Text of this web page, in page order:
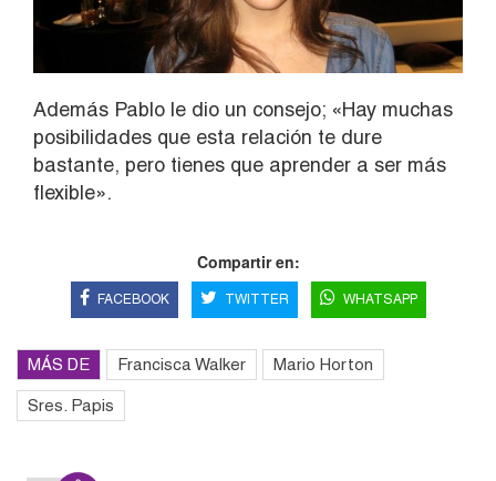
Además Pablo le dio un consejo; «Hay muchas
posibilidades que esta relación te dure
bastante, pero tienes que aprender a ser más
flexible».
Compartir en:
FACEBOOK TWITTER WHATSAPP
MÁS DE Francisca Walker Mario Horton
Sres. Papis